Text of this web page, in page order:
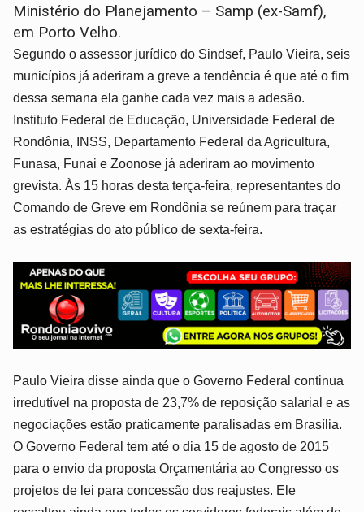
Ministério do Planejamento – Samp (ex-Samf),
em Porto Velho.
Segundo o assessor jurídico do Sindsef, Paulo Vieira, seis
municípios já aderiram a greve a tendência é que até o fim
dessa semana ela ganhe cada vez mais a adesão.
Instituto Federal de Educação, Universidade Federal de
Rondônia, INSS, Departamento Federal da Agricultura,
Funasa, Funai e Zoonose já aderiram ao movimento
grevista. Às 15 horas desta terça-feira, representantes do
Comando de Greve em Rondônia se reúnem para traçar
as estratégias do ato público de sexta-feira.
Paulo Vieira disse ainda que o Governo Federal continua
irredutível na proposta de 23,7% de reposição salarial e as
negociações estão praticamente paralisadas em Brasília.
O Governo Federal tem até o dia 15 de agosto de 2015
para o envio da proposta Orçamentária ao Congresso os
projetos de lei para concessão dos reajustes. Ele